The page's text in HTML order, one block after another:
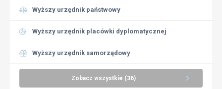
Wyższy urzędnik państwowy
Wyższy urzędnik placówki dyplomatycznej
Wyższy urzędnik samorządowy
Zobacz wszystkie (36)